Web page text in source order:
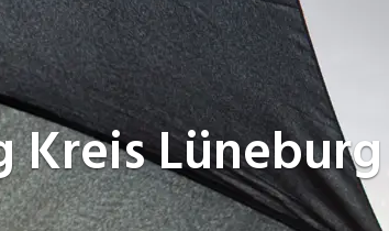
Kreis Lüneburg